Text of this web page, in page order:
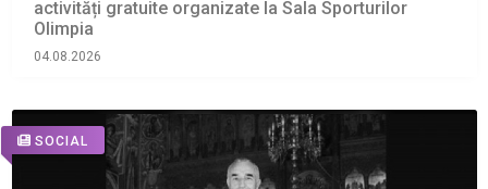
activități gratuite organizate la Sala Sporturilor
Olimpia
04.08.2026
SOCIAL